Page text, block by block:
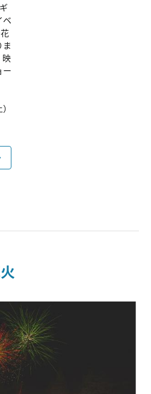
ベ
映
ー